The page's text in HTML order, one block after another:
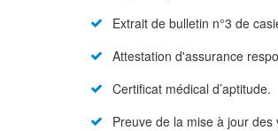
Extrait de bulletin n°3 de
Attestation d'assurance
Certificat médical d’aptitude.
Preuve de la mise à jour